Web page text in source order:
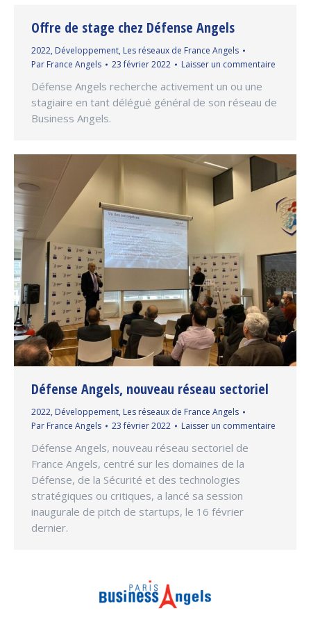
Offre de stage chez Défense Angels
2022, Développement, Les réseaux de France Angels
Par France Angels 23 février 2022 Laisser un commentaire
Défense Angels recherche activement un ou une
stagiaire en tant délégué général de son réseau de
Business Angels.
Défense Angels, nouveau réseau sectoriel
2022, Développement, Les réseaux de France Angels
Par France Angels 23 février 2022 Laisser un commentaire
Défense Angels, nouveau réseau sectoriel de
France Angels, centré sur les domaines de la
Défense, de la Sécurité et des technologies
stratégiques ou critiques, a lancé sa session
inaugurale de pitch de startups, le 16 février
dernier.